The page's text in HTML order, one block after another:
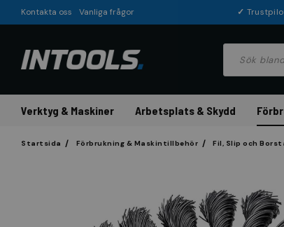
Kontakta oss Vanliga frågor ✓
Verktyg & Maskiner Arbetsplats & Skydd
Startsida Förbrukning & Maskintillbehör Fil, Slip och